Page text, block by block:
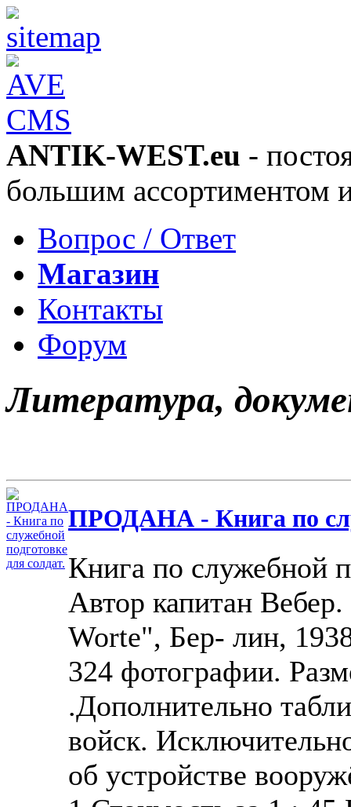
ANTIK-WEST.eu -
большим ассортиментом
Вопрос / Ответ
Магазин
Контакты
Форум
Литература,
ПРОДАНА - Книга по
Книга по служебной
Автор капитан
Worte", Бер- лин,
324 фотографии.
.Дополнительно
войск.
об устройстве